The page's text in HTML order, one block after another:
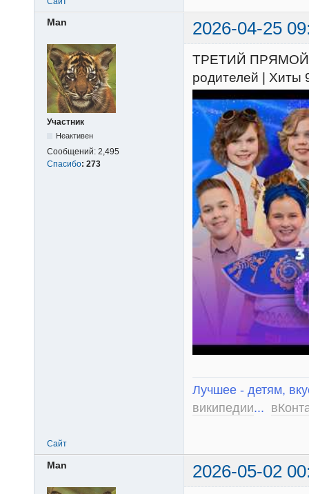
Man 2026-04-25
Участник
Неактивен
Сообщений: 2,495
Спасибо: 273
ТРЕТИЙ ПРЯМОЙ
родителей | Хиты
Лучшее - детям,
википедии...
Сайт
Man 2026-05-02